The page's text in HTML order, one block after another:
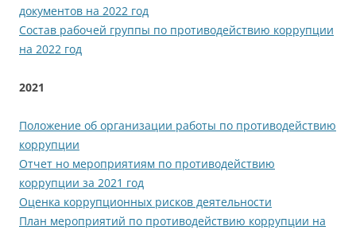
документов на 2022 год
Состав рабочей группы по противодействию коррупции
на 2022 год
2021
Положение об организации работы по противодействию
коррупции
Отчет но мероприятиям по противодействию
коррупции за 2021 год
Оценка коррупционных рисков деятельности
План мероприятий по противодействию коррупции на